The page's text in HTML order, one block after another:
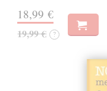
18,99 €
19,99 € ?